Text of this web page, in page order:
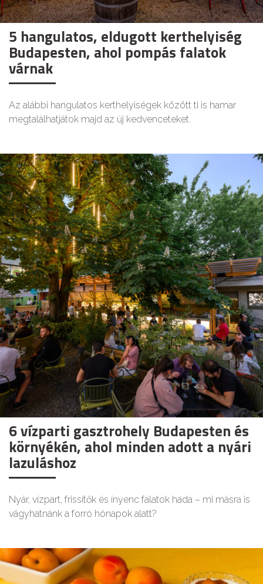
5 hangulatos, eldugott kerthelyiség
Budapesten, ahol pompás falatok
várnak
Az alábbi hangulatos kerthelyiségek között ti is hamar
megtalálhatjátok majd az új kedvenceteket.
6 vízparti gasztrohely Budapesten és
környékén, ahol minden adott a nyári
lazuláshoz
Nyár, vízpart, frissítők és ínyenc falatok hada – mi másra is
vágyhatnánk a forró hónapok alatt?